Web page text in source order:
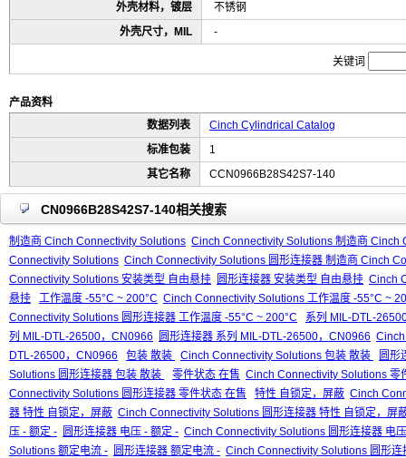
外壳材料，镀层
不锈钢
外壳尺寸，MIL
-
关键词
产品资料
数据列表
Cinch Cylindrical Catalog
标准包装
1
其它名称
CCN0966B28S42S7-140
CN0966B28S42S7-140相关搜索
制造商 Cinch Connectivity Solutions Cinch Connectivity Solutions 制造商 Cinch
Connectivity Solutions Cinch Connectivity Solutions 圆形连接器 制造商 Cinch
Connectivity Solutions 安装类型 自由悬挂 圆形连接器 安装类型 自由悬挂 Cinch
悬挂
工作温度 -55°C ~ 200°C Cinch Connectivity Solutions 工作温度 -55°C ~
Connectivity Solutions 圆形连接器 工作温度 -55°C ~ 200°C
系列 MIL-DTL-
列 MIL-DTL-26500，CN0966
圆形连接器 系列 MIL-DTL-26500，CN0966
DTL-26500，CN0966
包装 散装 Cinch Connectivity Solutions 包装 散装
圆形
Solutions 圆形连接器 包装 散装
零件状态 在售 Cinch Connectivity Solutions 零
Connectivity Solutions 圆形连接器 零件状态 在售
特性 自锁定，屏蔽 Cinch
器 特性 自锁定，屏蔽 Cinch Connectivity Solutions 圆形连接器 特性 自锁定，屏
压 - 额定 - 圆形连接器 电压 - 额定 - Cinch Connectivity Solutions 圆形连接器 电
Solutions 额定电流 - 圆形连接器 额定电流 - Cinch Connectivity Solutions 圆形连